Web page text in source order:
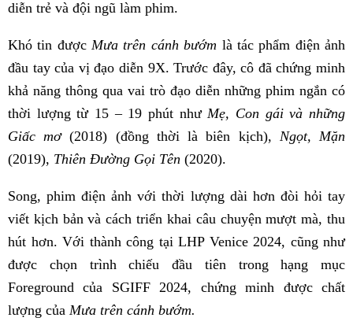
diễn trẻ và đội ngũ làm phim.
Khó tin đượcMưa trên cánh bướm là tác phẩm điện ảnh
đầu tay của vị đạo diễn 9X. Trước đây, cô đã chứng minh
khả năng thông qua vai trò đạo diễn những phim ngắn có
thời lượng từ 15 – 19 phút nhưMẹ, Con gái và những
Giấc mơ(2018) (đồng thời là biên kịch), Ngọt, Mặn
(2019), Thiên Đường Gọi Tên (2020).
Song, phim điện ảnh với thời lượng dài hơn đòi hỏi tay
viết kịch bản và cách triển khai câu chuyện mượt mà, thu
hút hơn. Với thành công tại LHP Venice 2024, cũng như
được chọn trình chiếu đầu tiên trong hạng mục
Foreground của SGIFF 2024, chứng minh được chất
lượng của Mưa trên cánh bướm.